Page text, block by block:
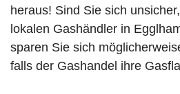
heraus! Sind Sie sich
lokalen Gashändler in
sparen Sie sich
falls der Gashandel ihre